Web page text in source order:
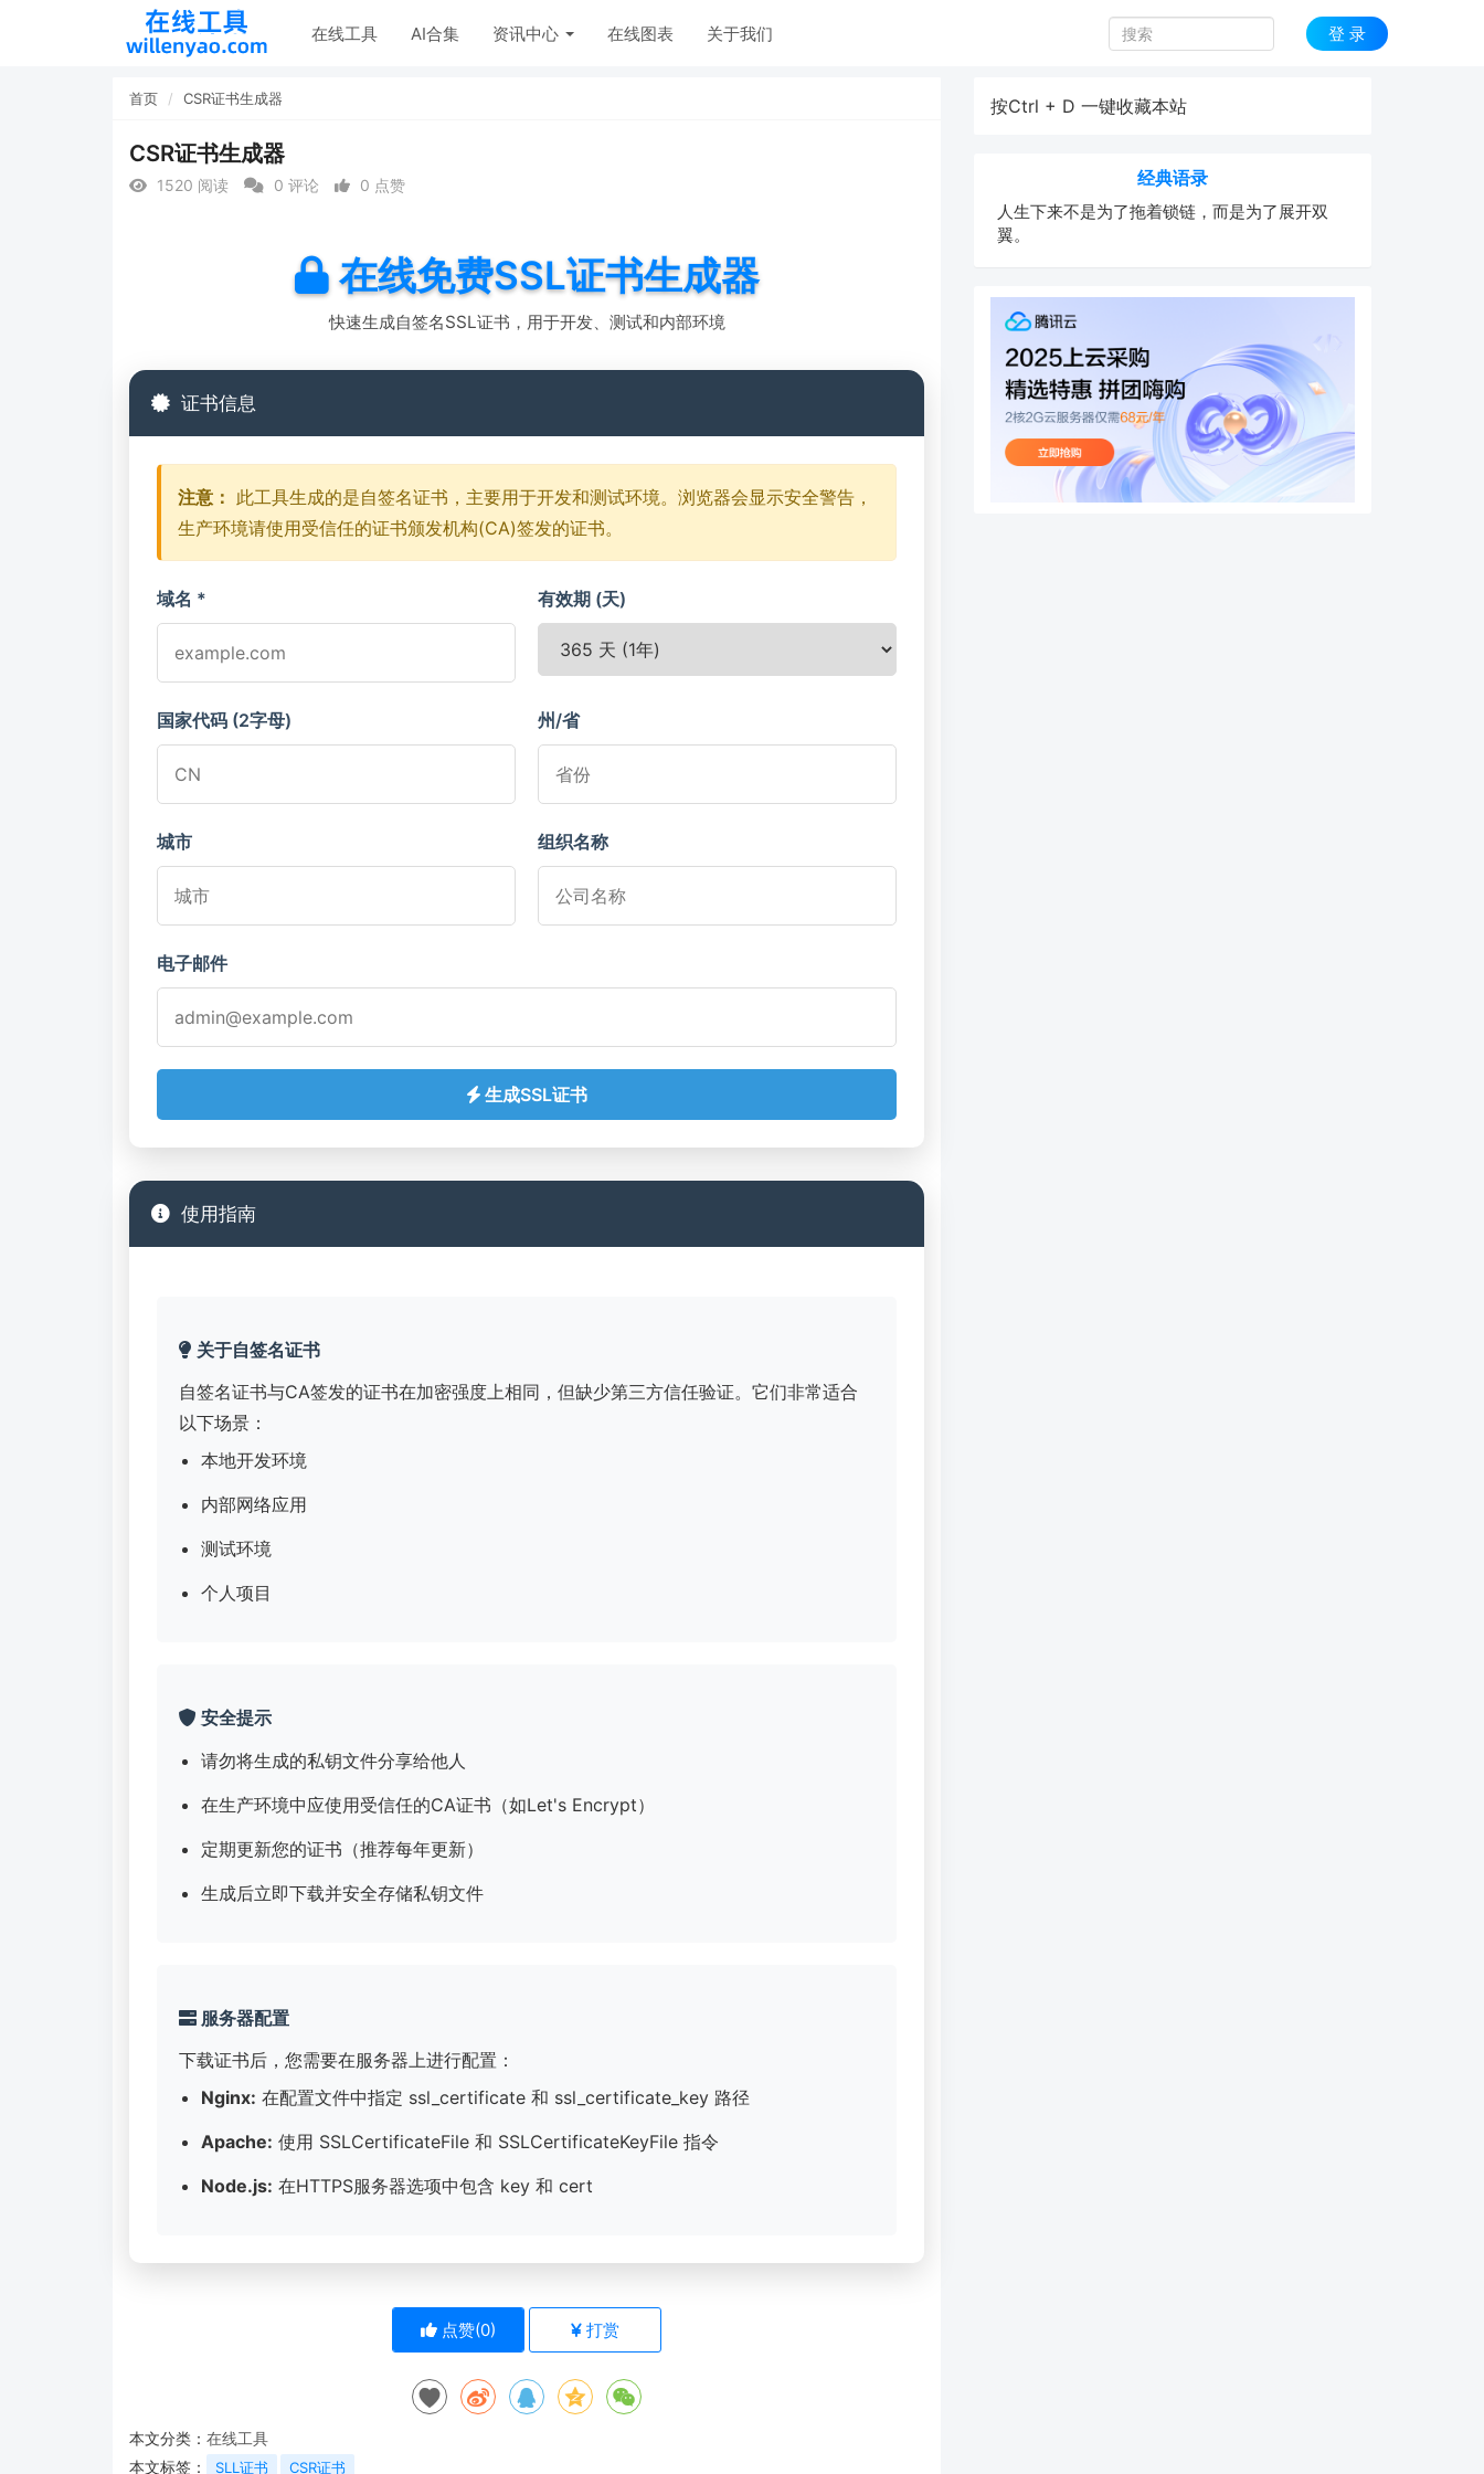
登 录
在线工具 AI合集 资讯中心 在线图表 关于我们
首页 CSR证书生成器
CSR证书生成器
1520 阅读 0 评论 0 点赞
在线免费SSL证书生成器
快速生成自签名SSL证书，用于开发、测试和内部环境
证书信息
注意： 此工具生成的是自签名证书，主要用于开发和测试环境。浏览器会显示安全警告，
生产环境请使用受信任的证书颁发机构(CA)签发的证书。
域名 * 有效期 (天)
国家代码 (2字母) 州/省
城市 组织名称
电子邮件
生成SSL证书
使用指南
关于自签名证书
自签名证书与CA签发的证书在加密强度上相同，但缺少第三方信任验证。它们非常适合
以下场景：
本地开发环境
内部网络应用
测试环境
个人项目
安全提示
请勿将生成的私钥文件分享给他人
在生产环境中应使用受信任的CA证书（如Let's Encrypt）
定期更新您的证书（推荐每年更新）
生成后立即下载并安全存储私钥文件
服务器配置
下载证书后，您需要在服务器上进行配置：
Nginx: 在配置文件中指定 ssl_certificate 和 ssl_certificate_key 路径
Apache: 使用 SSLCertificateFile 和 SSLCertificateKeyFile 指令
Node.js: 在HTTPS服务器选项中包含 key 和 cert
点赞(0) 打赏
本文分类： 在线工具
本文标签：
SLL证书 CSR证书
按Ctrl + D 一键收藏本站
经典语录
人生下来不是为了拖着锁链，而是为了展开双
翼。